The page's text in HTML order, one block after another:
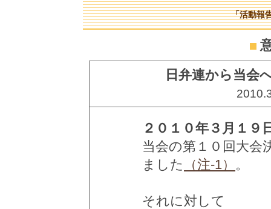
「活動
日弁連から当会
２０１０年３月１９
当会の第１０回大会
ました
（注-1） 。
それに対して